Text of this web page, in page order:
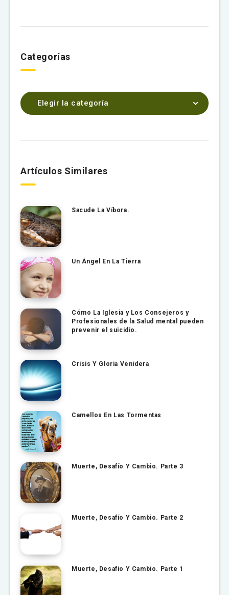
Categorías
Elegir la categoría
Artículos Similares
Sacude La Víbora.
Un Ángel En La Tierra
Cómo La Iglesia y Los Consejeros y
Profesionales de la Salud mental pueden
prevenir el suicidio.
Crisis Y Gloria Venidera
Camellos En Las Tormentas
Muerte, Desafío Y Cambio. Parte 3
Muerte, Desafío Y Cambio. Parte 2
Muerte, Desafío Y Cambio. Parte 1